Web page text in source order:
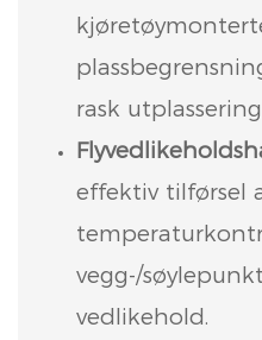
rask
effektiv tilførsel
vegg-/
vedlikehold.